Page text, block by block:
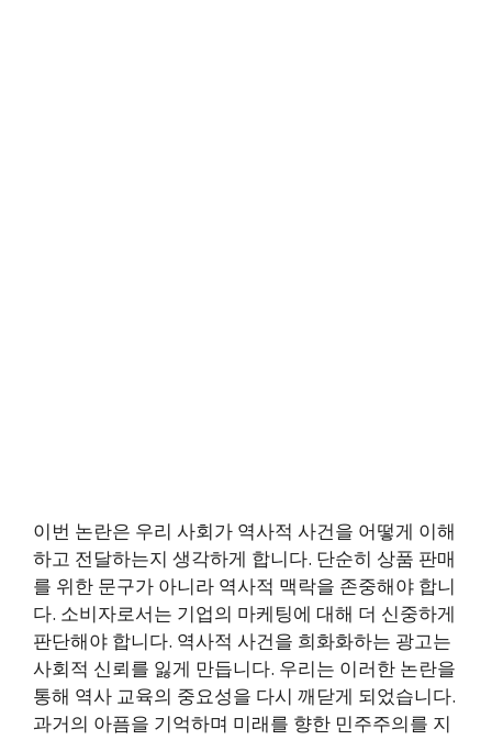
이번 논란은 우리 사회가 역사적 사건을 어떻게 이해
하고 전달하는지 생각하게 합니다. 단순히 상품 판매
를 위한 문구가 아니라 역사적 맥락을 존중해야 합니
다. 소비자로서는 기업의 마케팅에 대해 더 신중하게
판단해야 합니다. 역사적 사건을 희화화하는 광고는
사회적 신뢰를 잃게 만듭니다. 우리는 이러한 논란을
통해 역사 교육의 중요성을 다시 깨닫게 되었습니다.
과거의 아픔을 기억하며 미래를 향한 민주주의를 지